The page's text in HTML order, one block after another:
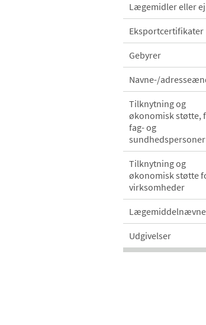
Lægemidler eller ej
Eksportcertifikater
Gebyrer
Navne-/
Tilknytning og
økonomisk støtte,
fag- og
sundhedspersoner
Tilknytning og
økonomisk støtte
virksomheder
Udgivelser